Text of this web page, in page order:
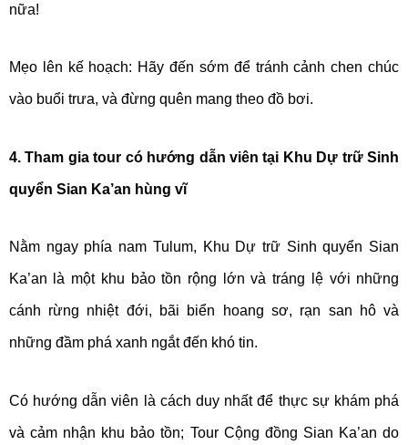
nữa!
Mẹo lên kế hoạch: Hãy đến sớm để tránh cảnh chen chúc
vào buổi trưa, và đừng quên mang theo đồ bơi.
4. Tham gia tour có hướng dẫn viên tại Khu Dự trữ Sinh
quyển Sian Ka’an hùng vĩ
Nằm ngay phía nam Tulum, Khu Dự trữ Sinh quyển Sian
Ka’an là một khu bảo tồn rộng lớn và tráng lệ với những
cánh rừng nhiệt đới, bãi biển hoang sơ, rạn san hô và
những đầm phá xanh ngắt đến khó tin.
Có hướng dẫn viên là cách duy nhất để thực sự khám phá
và cảm nhận khu bảo tồn; Tour Cộng đồng Sian Ka’an do